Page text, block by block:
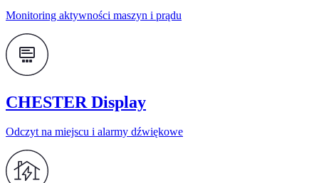
Monitoring aktywności maszyn i prądu
CHESTER Display
Odczyt na miejscu i alarmy dźwiękowe